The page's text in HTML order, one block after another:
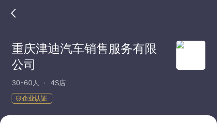
重庆津迪汽车销售服务有限
公司
30-60人 4S店
企业认证